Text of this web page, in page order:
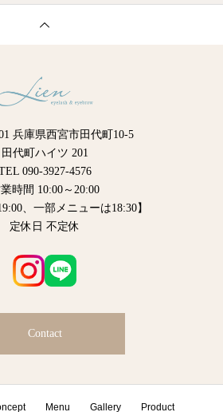
兵庫県西宮市田代町10-5
田代町ハイツ 201
090-3927-4576
時間 10:00～20:00
、一部メニューは18:30】
定休日 不定休
Contact
Menu Gallery Product